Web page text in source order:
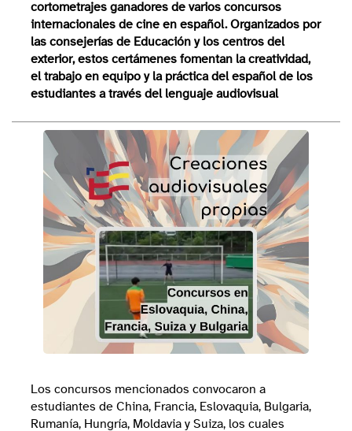
cortometrajes ganadores de varios concursos
internacionales de cine en español. Organizados por
las consejerías de Educación y los centros del
exterior, estos certámenes fomentan la creatividad,
el trabajo en equipo y la práctica del español de los
estudiantes a través del lenguaje audiovisual
Los concursos mencionados convocaron a
estudiantes de China, Francia, Eslovaquia, Bulgaria,
Rumanía, Hungría, Moldavia y Suiza, los cuales